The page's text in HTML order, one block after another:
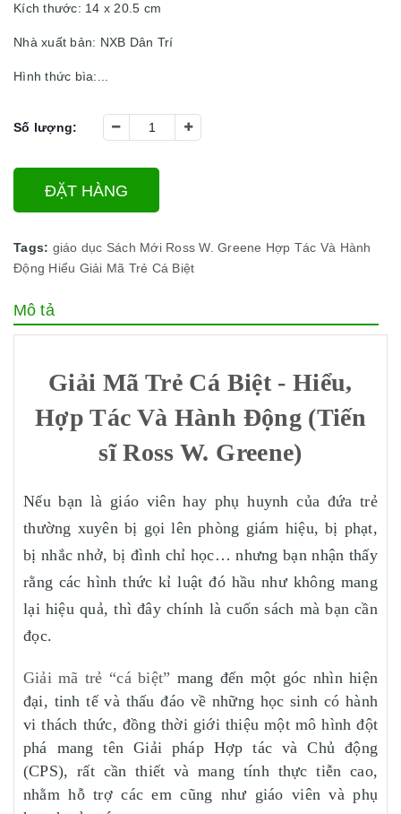
Kích thước: 14 x 20.5 cm
Nhà xuất bản: NXB Dân Trí
Hình thức bìa:...
Số lượng:
ĐẶT HÀNG
Tags: giáo dục Sách Mới Ross W. Greene Hợp Tác Và Hành
Động Hiểu Giải Mã Trẻ Cá Biệt
Mô tả
Giải Mã Trẻ Cá Biệt - Hiểu,
Hợp Tác Và Hành Động (Tiến
sĩ Ross W. Greene)
Nếu bạn là giáo viên hay phụ huynh của đứa trẻ
thường xuyên bị gọi lên phòng giám hiệu, bị phạt,
bị nhắc nhở, bị đình chỉ học… nhưng bạn nhận thấy
rằng các hình thức kỉ luật đó hầu như không mang
lại hiệu quả, thì đây chính là cuốn sách mà bạn cần
đọc.
Giải mã trẻ “cá biệt” mang đến một góc nhìn hiện
đại, tinh tế và thấu đáo về những học sinh có hành
vi thách thức, đồng thời giới thiệu một mô hình đột
phá mang tên Giải pháp Hợp tác và Chủ động
(CPS), rất cần thiết và mang tính thực tiễn cao,
nhằm hỗ trợ các em cũng như giáo viên và phụ